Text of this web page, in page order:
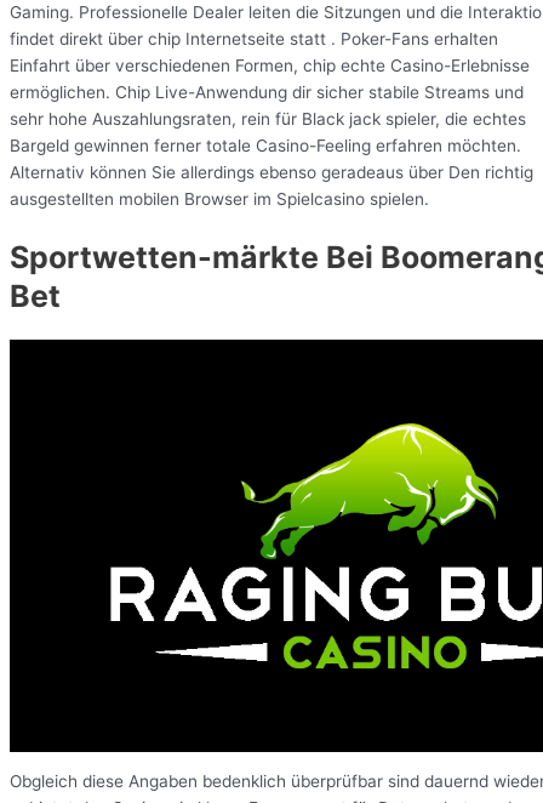
Gaming. Professionelle Dealer leiten die Sitzungen und die
findet direkt über chip Internetseite statt . Poker-Fans erhalten
Einfahrt über verschiedenen Formen, chip echte Casino-Erlebnisse
ermöglichen. Chip Live-Anwendung dir sicher stabile Streams und
sehr hohe Auszahlungsraten, rein für Black jack spieler, die echtes
Bargeld gewinnen ferner totale Casino-Feeling erfahren möchten.
Alternativ können Sie allerdings ebenso geradeaus über Den richtig
ausgestellten mobilen Browser im Spielcasino spielen.
Sportwetten-märkte Bei
Bet
Obgleich diese Angaben bedenklich überprüfbar sind dauernd